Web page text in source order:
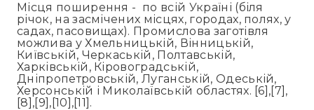
Місця поширення - по всій Україні (біля
річок, на засмічених місцях, городах, полях, у
садах, пасовищах). Промислова заготівля
можлива у Хмельницькій, Вінницькій,
Київській, Черкаській, Полтавській,
Харківській, Кіровоградській,
Дніпропетровській, Луганській, Одеській,
Херсонській і Миколаївській областях. [6],[7],
[8],[9],[10],[11].